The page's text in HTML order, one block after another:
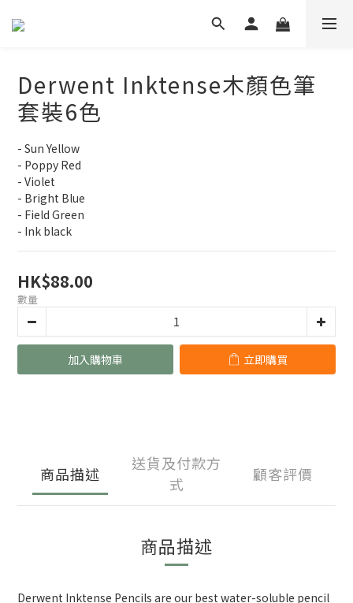
Derwent Inktense木顏色筆
套裝6色
- Sun Yellow
- Poppy Red
- Violet
- Bright Blue
- Field Green
- Ink black
HK$88.00
數量
加入購物車 立即購買
商品描述
送貨及付款方
式
顧客評價
商品描述
Derwent Inktense Pencils are our best water-soluble pencil